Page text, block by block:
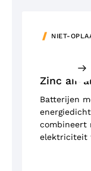
NIET-
Zinc air-
Batterijen
combineert
elektriciteit